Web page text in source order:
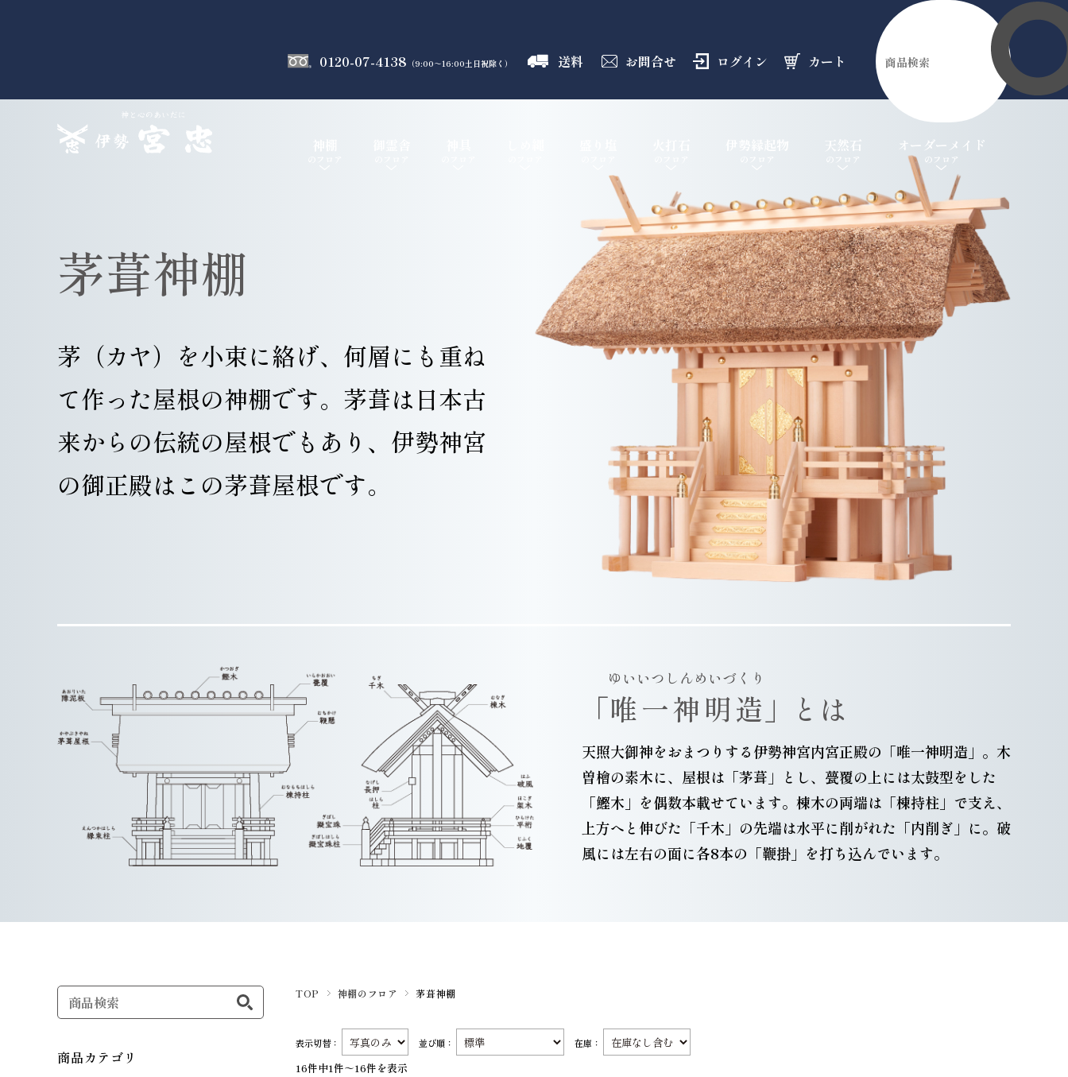
0120-07-4138 （9:00～16:00土日祝除く） 送料 お問合せ ログイン カート
天然石
のフロア
オーダーメイド
のフロア
茅葺神棚
茅（カヤ）を小束に絡げ、何層にも重ね
て作った屋根の神棚です。茅葺は日本古
来からの伝統の屋根でもあり、伊勢神宮
の御正殿はこの茅葺屋根です。
「唯一神明造
ゆいいつしんめいづくり
」とは
天照大御神をおまつりする伊勢神宮内宮正殿の「唯一神明造」。木
曽檜の素木に、屋根は「茅葺」とし、甍覆の上には太鼓型をした
「鰹木」を偶数本載せています。棟木の両端は「棟持柱」で支え、
上方へと伸びた「千木」の先端は水平に削がれた「内削ぎ」に。破
風には左右の面に各8本の「鞭掛」を打ち込んでいます。
TOP 神棚のフロア 茅葺神棚
表示切替： 並び順： 在庫：
16件中1件～16件を表示
商品カテゴリ